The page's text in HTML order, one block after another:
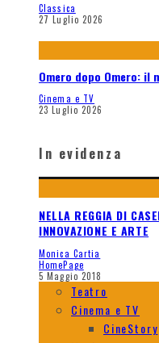
Classica
27 Luglio 2026
Omero dopo Omero: il
Cinema e TV
23 Luglio 2026
In evidenza
NELLA REGGIA DI
INNOVAZIONE E ARTE
Monica Cartia
HomePage
5 Maggio 2018
Teatro
Cinema e TV
CineStory